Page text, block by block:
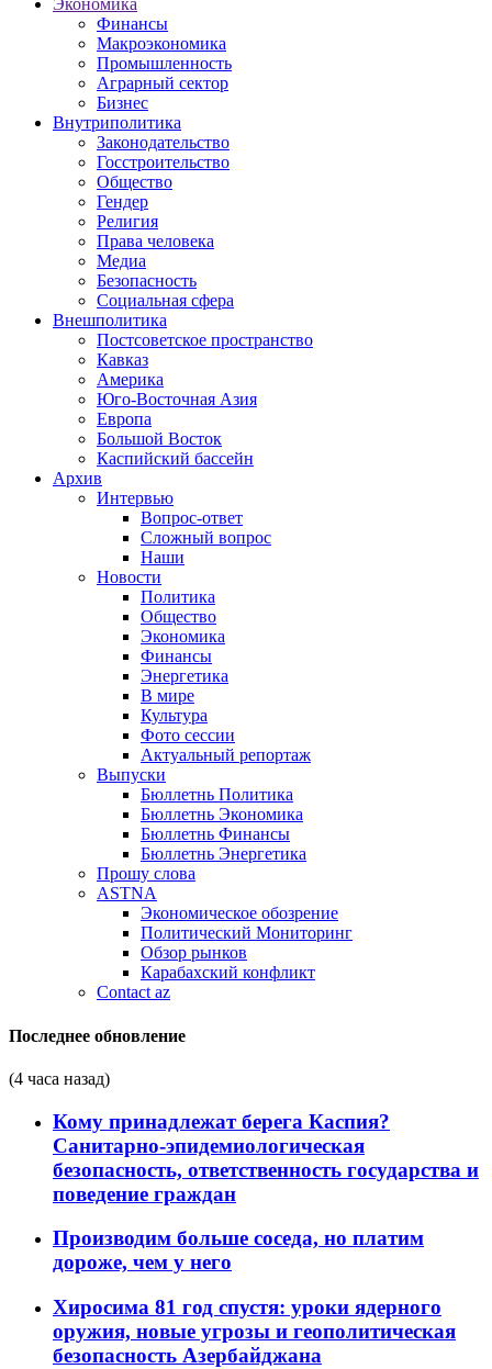
Экономика
Финансы
Макроэкономика
Промышленность
Аграрный сектор
Бизнес
Внутриполитика
Законодательство
Госстроительство
Общество
Гендер
Религия
Права человека
Медиа
Безопасность
Социальная сфера
Внешполитика
Постсоветское пространство
Кавказ
Америка
Юго-Восточная Азия
Европа
Большой Восток
Каспийский бассейн
Архив
Интервью
Вопрос-ответ
Сложный вопрос
Наши
Новости
Политика
Общество
Экономика
Финансы
Энергетика
В мире
Культура
Фото сессии
Актуальный репортаж
Выпуски
Бюллетнь Политика
Бюллетнь Экономика
Бюллетнь Финансы
Бюллетнь Энергетика
Прошу слова
ASTNA
Экономическое обозрение
Политический Мониторинг
Обзор рынков
Карабахский конфликт
Contact az
Последнее обновление
(4 часа назад)
Кому принадлежат берега Каспия?
Санитарно-эпидемиологическая
безопасность, ответственность государства и
поведение граждан
Производим больше соседа, но платим
дороже, чем у него
Хиросима 81 год спустя: уроки ядерного
оружия, новые угрозы и геополитическая
безопасность Азербайджана